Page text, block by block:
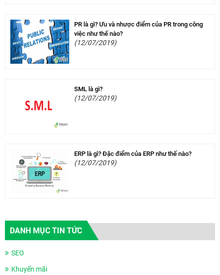
PR là gì? Ưu và nhược điểm của PR trong công
việc như thế nào?
(12/07/2019)
SML là gì?
(12/07/2019)
ERP là gì? Đặc điểm của ERP như thế nào?
(12/07/2019)
DANH MỤC TIN TỨC
SEO
Khuyến mãi